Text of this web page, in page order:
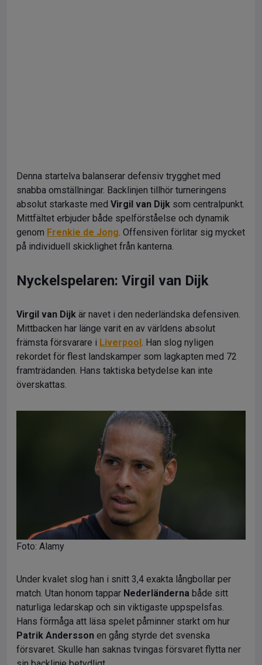
Denna startelva balanserar defensiv trygghet med
snabba omställningar. Backlinjen tillhör turneringens
absolut starkaste med Virgil van Dijk som centralpunkt.
Mittfältet erbjuder både spelförståelse och dynamik
genom Frenkie de Jong. Offensiven förlitar sig mycket
på individuell skicklighet från kanterna.
Nyckelspelaren: Virgil van Dijk
Virgil van Dijk är navet i den nederländska defensiven.
Mittbacken har länge varit en av världens absolut
främsta försvarare i Liverpool. Han slog nyligen
rekordet för flest landskamper som lagkapten med 72
framträdanden. Hans taktiska betydelse kan inte
överskattas.
Foto: Alamy
Under kvalet slog han i snitt 3,4 exakta långbollar per
match. Utan honom tappar Nederländerna både sitt
naturliga ledarskap och sin viktigaste uppspelsfas.
Hans förmåga att läsa spelet påminner starkt om hur
Patrik Andersson en gång styrde det svenska
försvaret. Skulle han saknas tvingas försvaret flytta ner